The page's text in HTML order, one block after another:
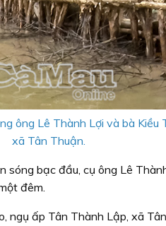
ông Lê Thành Lợi và bà
xã Tân Thuận.
sóng bạc đầu, cụ ông Lê
đêm.
ngụ ấp Tân Thành Lập, xã